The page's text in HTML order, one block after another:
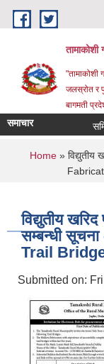
Skip to main content
तामाकोशी
"तामाकोशी
जलस्रोत र
बागमती
समाचार
You are
Home» विद्युतीय
विद्युतीय
सम्बन्धी
Trail
Submitted on: